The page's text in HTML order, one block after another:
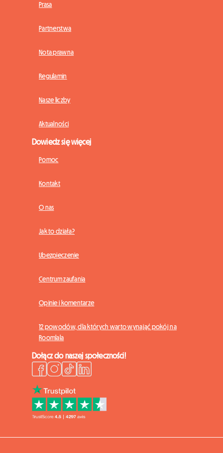
Prasa
Partnerstwa
Nota prawna
Regulamin
Nasze liczby
Aktualności
Dowiedz się więcej
Pomoc
Kontakt
O nas
Jak to działa?
Ubezpieczenie
Centrum zaufania
Opinie i komentarze
12 powodów, dla których warto wynająć pokój na
Roomlala
Dołącz do naszej społeczności!